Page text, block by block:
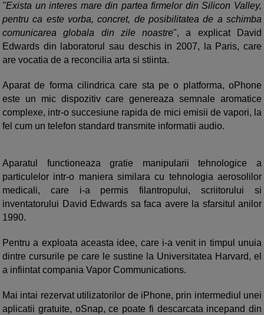
"Exista un interes mare din partea firmelor din Silicon Valley,
pentru ca este vorba, concret, de posibilitatea de a schimba
comunicarea globala din zile noastre", a explicat David
Edwards din laboratorul sau deschis in 2007, la Paris, care
are vocatia de a reconcilia arta si stiinta.
Aparat de forma cilindrica care sta pe o platforma, oPhone
este un mic dispozitiv care genereaza semnale aromatice
complexe, intr-o succesiune rapida de mici emisii de vapori, la
fel cum un telefon standard transmite informatii audio.
Aparatul functioneaza gratie manipularii tehnologice a
particulelor intr-o maniera similara cu tehnologia aerosolilor
medicali, care i-a permis filantropului, scriitorului si
inventatorului David Edwards sa faca avere la sfarsitul anilor
1990.
Pentru a exploata aceasta idee, care i-a venit in timpul unuia
dintre cursurile pe care le sustine la Universitatea Harvard, el
a infiintat compania Vapor Communications.
Mai intai rezervat utilizatorilor de iPhone, prin intermediul unei
aplicatii gratuite, oSnap, ce poate fi descarcata incepand din